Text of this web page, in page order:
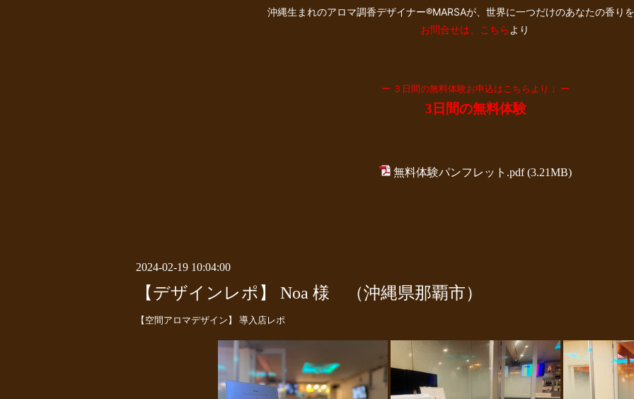
沖縄生まれのアロマ調香デザイナー®︎MARSAが、世界に一つだけのあなたの香り
お問合せは、こちら より
ー ３日間の無料体験お申込はこちらより ↓ ー
3日間の無料体験
無料体験パンフレット.pdf(3.21MB)
2024-02-19 10:04:00
【デザインレポ】 Noa 様 （沖縄県那覇市）
【空間アロマデザイン】 導入店レポ